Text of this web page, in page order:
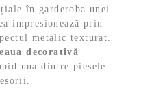
în garderoba unei
impresionează prin
metalic texturat.
decorativă
una dintre piesele